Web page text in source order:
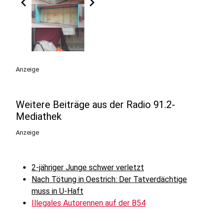
Anzeige
Weitere Beiträge aus der Radio 91.2-
Mediathek
Anzeige
2-jähriger Junge schwer verletzt
Nach Tötung in Oestrich: Der Tatverdächtige
muss in U-Haft
Illegales Autorennen auf der B54